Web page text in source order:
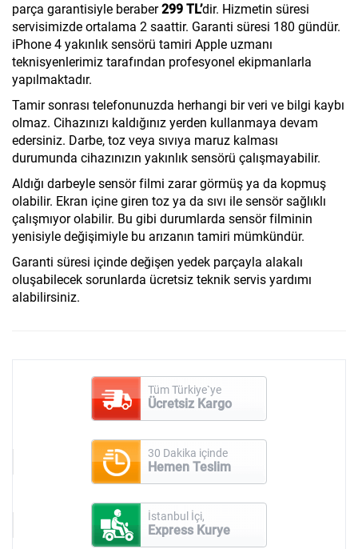
parça garantisiyle beraber299 TL’dir. Hizmetin süresi
servisimizde ortalama 2 saattir. Garanti süresi 180 gündür.
iPhone 4 yakınlık sensörü tamiri Apple uzmanı
teknisyenlerimiz tarafından profesyonel ekipmanlarla
yapılmaktadır.
Tamir sonrası telefonunuzda herhangi bir veri ve bilgi kaybı
olmaz. Cihazınızı kaldığınız yerden kullanmaya devam
edersiniz. Darbe, toz veya sıvıya maruz kalması
durumunda cihazınızın yakınlık sensörü çalışmayabilir.
Aldığı darbeyle sensör filmi zarar görmüş ya da kopmuş
olabilir. Ekran içine giren toz ya da sıvı ile sensör sağlıklı
çalışmıyor olabilir. Bu gibi durumlarda sensör filminin
yenisiyle değişimiyle bu arızanın tamiri mümkündür.
Garanti süresi içinde değişen yedek parçayla alakalı
oluşabilecek sorunlarda ücretsiz teknik servis yardımı
alabilirsiniz.
Tüm Türkiye`ye
Ücretsiz Kargo
30 Dakika içinde
Hemen Teslim
İstanbul İçi,
Express Kurye